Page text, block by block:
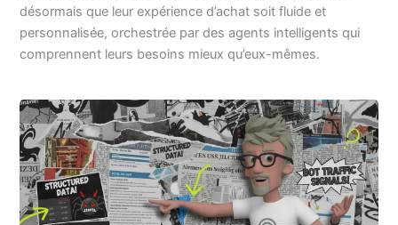
désormais que leur expérience d’achat soit fluide et
personnalisée, orchestrée par des agents intelligents qui
comprennent leurs besoins mieux qu’eux-mêmes.